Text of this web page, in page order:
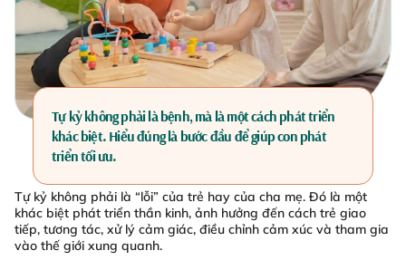
Tự kỷ không phải là bệnh, mà là một cách phát triển
khác biệt. Hiểu đúng là bước đầu để giúp con phát
triển tối ưu.
Tự kỷ không phải là “lỗi” của trẻ hay của cha mẹ. Đó là một
khác biệt phát triển thần kinh, ảnh hưởng đến cách trẻ giao
tiếp, tương tác, xử lý cảm giác, điều chỉnh cảm xúc và tham gia
vào thế giới xung quanh.